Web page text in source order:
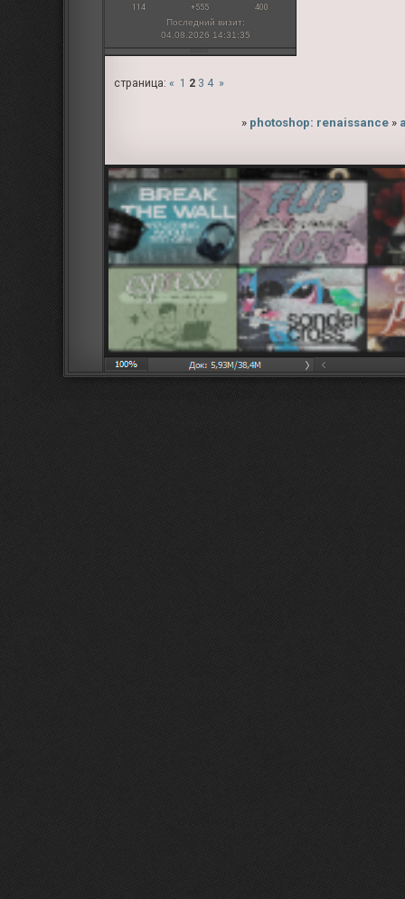
114
+555
400
Последний визит:
04.08.2026 14:31:35
страница:« 1 2 3 4 »
» photoshop: renaissance »